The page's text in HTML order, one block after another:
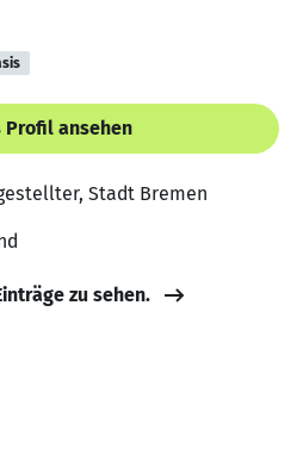
Profil ansehen
Stadt Bremen
zu sehen.